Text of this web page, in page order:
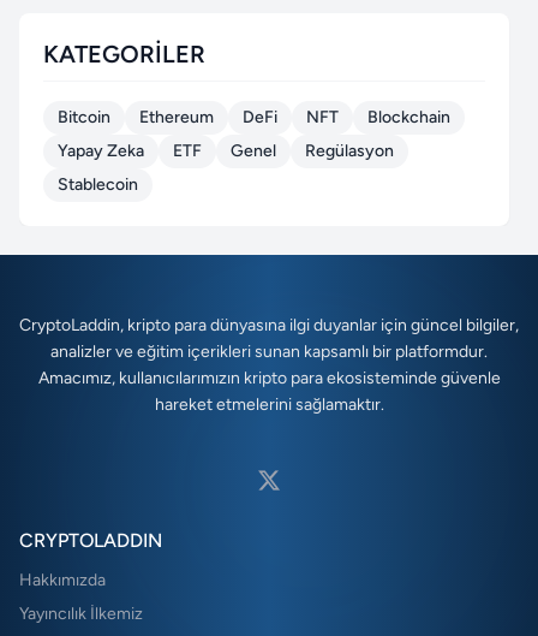
KATEGORILER
Bitcoin Ethereum DeFi NFT
Blockchain
Yapay Zeka
ETF Genel
Regülasyon
Stablecoin
CryptoLaddin, kripto para dünyasına ilgi duyanlar için güncel bilgiler,
analizler ve eğitim içerikleri sunan kapsamlı bir platformdur.
Amacımız, kullanıcılarımızın kripto para ekosisteminde güvenle
hareket etmelerini sağlamaktır.
CRYPTOLADDIN
Hakkımızda
Yayıncılık İlkemiz